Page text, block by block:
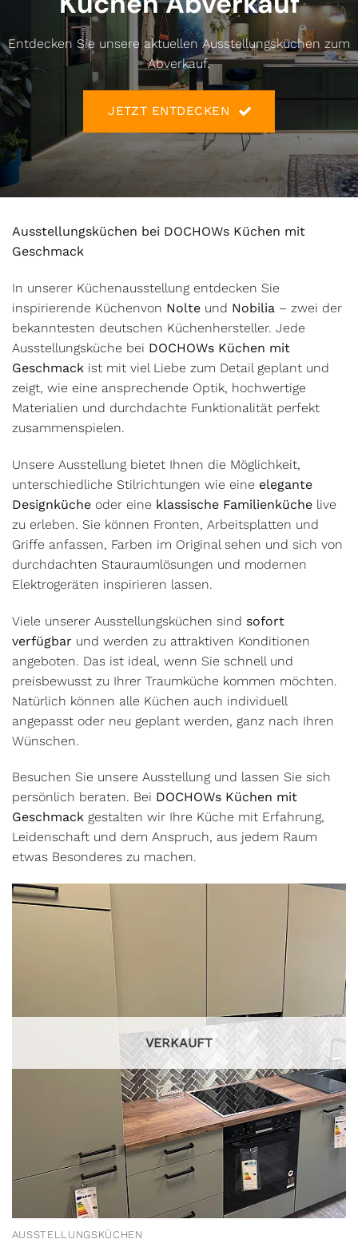
Entdecken Sie unsere aktuellen Ausstellungsküchen zum
Abverkauf.
JETZT ENTDECKEN
Ausstellungsküchen bei DOCHOWs Küchen mit
Geschmack
In unserer Küchenausstellung entdecken Sie
inspirierende Küchenvon Nolte und Nobilia – zwei der
bekanntesten deutschen Küchenhersteller. Jede
Ausstellungsküche bei DOCHOWs Küchen mit
Geschmack ist mit viel Liebe zum Detail geplant und
zeigt, wie eine ansprechende Optik, hochwertige
Materialien und durchdachte Funktionalität perfekt
zusammenspielen.
Unsere Ausstellung bietet Ihnen die Möglichkeit,
unterschiedliche Stilrichtungen wie eine elegante
Designküche oder eine klassische Familienküche live
zu erleben. Sie können Fronten, Arbeitsplatten und
Griffe anfassen, Farben im Original sehen und sich von
durchdachten Stauraumlösungen und modernen
Elektrogeräten inspirieren lassen.
Viele unserer Ausstellungsküchen sind sofort
verfügbar und werden zu attraktiven Konditionen
angeboten. Das ist ideal, wenn Sie schnell und
preisbewusst zu Ihrer Traumküche kommen möchten.
Natürlich können alle Küchen auch individuell
angepasst oder neu geplant werden, ganz nach Ihren
Wünschen.
Besuchen Sie unsere Ausstellung und lassen Sie sich
persönlich beraten. Bei DOCHOWs Küchen mit
Geschmack gestalten wir Ihre Küche mit Erfahrung,
Leidenschaft und dem Anspruch, aus jedem Raum
etwas Besonderes zu machen.
VERKAUFT
AUSSTELLUNGSKÜCHEN